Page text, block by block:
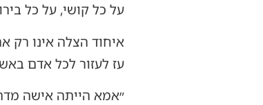
על כל קושי, על כל
איחוד הצלה אינו רק
עז לעזור לכל אדם
״אמא הייתה אישה